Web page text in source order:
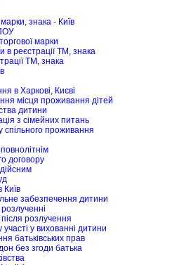
знака - Київ
марки
в реєстрації ТМ, знака
ТМ, знака
в Харкові, Києві
місця проживання дітей
дитини
з сімейних питань
спільного проживання
договору
Київ
забезпечення дитини
розлучення
у вихованні дитини
батьківських прав
без згоди батька